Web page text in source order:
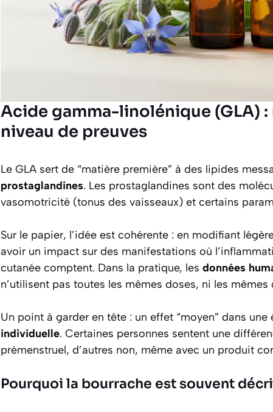
Acide gamma-linolénique (GLA)
niveau de preuves
Le GLA sert de “matière première” à des lipides
prostaglandines. Les prostaglandines sont des
vasomotricité (tonus des vaisseaux) et certains
Sur le papier, l’idée est cohérente : en modifiant
avoir un impact sur des manifestations où
cutanée comptent. Dans la pratique, les données
n’utilisent pas toutes les mêmes doses, ni les
Un point à garder en tête : un effet “moyen” dans
individuelle. Certaines personnes sentent une
prémenstruel, d’autres non, même avec un produit
Pourquoi la bourrache est souvent